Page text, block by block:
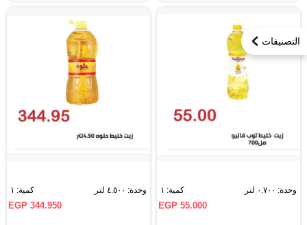
التصنيفات
وحدة: ٠.٧٠٠ لتر كمية: ١
EGP 55.000
وحدة: ٤.٥٠٠ لتر كمية: ١
EGP 344.950